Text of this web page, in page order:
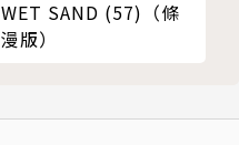
WET SAND (57)（條
漫版）